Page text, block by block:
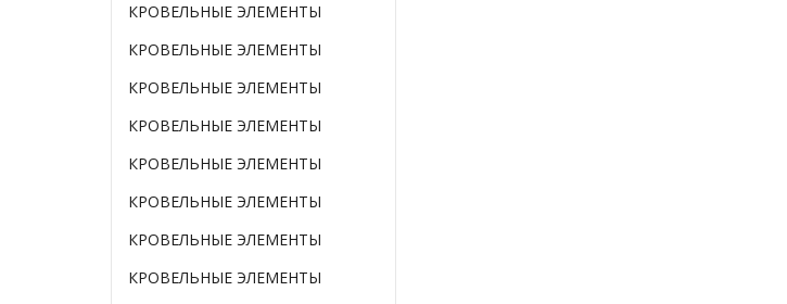
КРОВЕЛЬНЫЕ ЭЛЕМЕНТЫ
КРОВЕЛЬНЫЕ ЭЛЕМЕНТЫ
КРОВЕЛЬНЫЕ ЭЛЕМЕНТЫ
КРОВЕЛЬНЫЕ ЭЛЕМЕНТЫ
КРОВЕЛЬНЫЕ ЭЛЕМЕНТЫ
КРОВЕЛЬНЫЕ ЭЛЕМЕНТЫ
КРОВЕЛЬНЫЕ ЭЛЕМЕНТЫ
КРОВЕЛЬНЫЕ ЭЛЕМЕНТЫ